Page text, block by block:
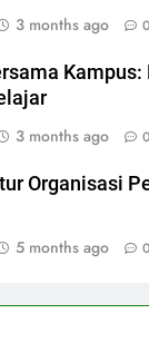
3 months ago 0
3 months ago 0
Organisasi
5 months ago 0